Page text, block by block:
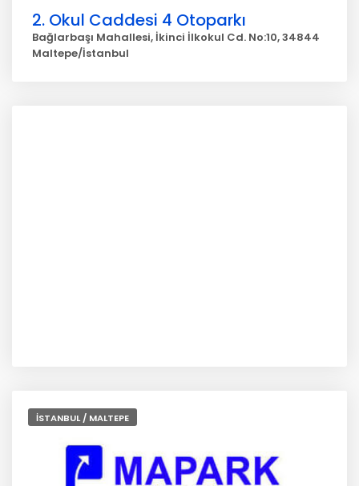
2. Okul Caddesi 4 Otoparkı
Bağlarbaşı Mahallesi, İkinci İlkokul Cd. No:10, 34844
Maltepe/İstanbul
İSTANBUL / MALTEPE